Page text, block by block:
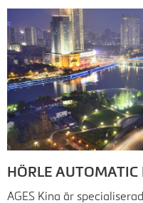
HÖRLE AUTOMATIC
AGES Kina är